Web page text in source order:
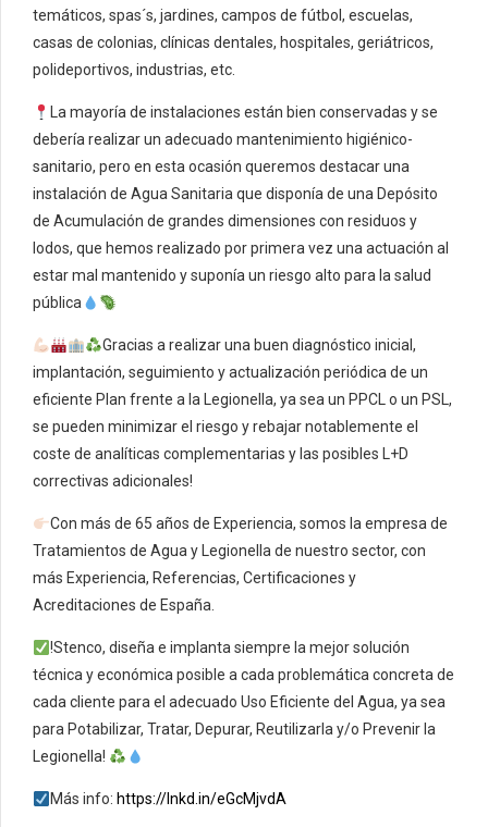
temáticos, spas´s, jardines, campos de fútbol, escuelas,
casas de colonias, clínicas dentales, hospitales, geriátricos,
polideportivos, industrias, etc.
La mayoría de instalaciones están bien conservadas y se
debería realizar un adecuado mantenimiento higiénico-
sanitario, pero en esta ocasión queremos destacar una
instalación de Agua Sanitaria que disponía de una Depósito
de Acumulación de grandes dimensiones con residuos y
lodos, que hemos realizado por primera vez una actuación al
estar mal mantenido y suponía un riesgo alto para la salud
pública
Gracias a realizar una buen diagnóstico inicial,
implantación, seguimiento y actualización periódica de un
eficiente Plan frente a la Legionella, ya sea un PPCL o un PSL,
se pueden minimizar el riesgo y rebajar notablemente el
coste de analíticas complementarias y las posibles L+D
correctivas adicionales!
Con más de 65 años de Experiencia, somos la empresa de
Tratamientos de Agua y Legionella de nuestro sector, con
más Experiencia, Referencias, Certificaciones y
Acreditaciones de España.
!Stenco, diseña e implanta siempre la mejor solución
técnica y económica posible a cada problemática concreta de
cada cliente para el adecuado Uso Eficiente del Agua, ya sea
para Potabilizar, Tratar, Depurar, Reutilizarla y/o Prevenir la
Legionella!
Más info: https://lnkd.in/eGcMjvdA